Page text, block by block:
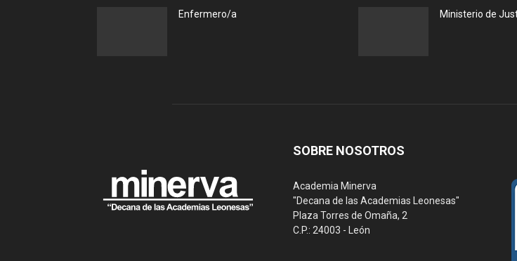
Enfermero/a Ministerio de
SOBRE NOSOTROS
Academia Minerva
"Decana de las Academias Leonesas"
Plaza Torres de Omaña, 2
C.P.: 24003 - León